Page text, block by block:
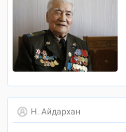
Н. Айдархан